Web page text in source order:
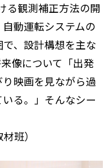
る観測補正方法の開
動運転システムの
、設計構想を主な
像について「出発
映画を見ながら過
る。」そんなシー
班）